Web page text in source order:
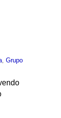
,Grupo